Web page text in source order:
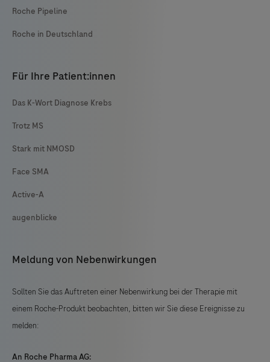
Roche Pipeline
Roche in Deutschland
Für Ihre Patient:innen
Das K-Wort Diagnose Krebs
Trotz MS
Stark mit NMOSD
Face SMA
Active-A
augenblicke
Meldung von Nebenwirkungen
Sollten Sie das Auftreten einer Nebenwirkung bei der Therapie mit
einem Roche-Produkt beobachten, bitten wir Sie diese Ereignisse zu
melden:
An Roche Pharma AG: